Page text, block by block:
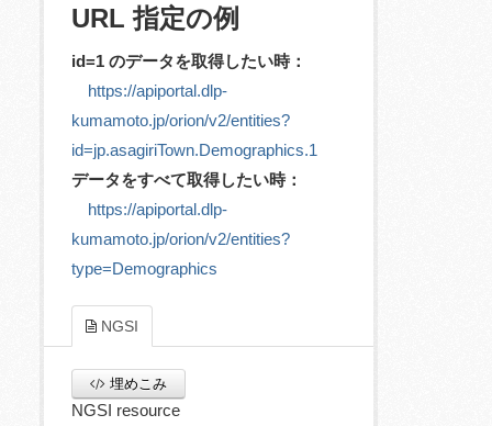
URL 指定の例
id=1 のデータを取得したい時：
https://apiportal.dlp-
kumamoto.jp/orion/v2/entities?
id=jp.asagiriTown.Demographics.1
データをすべて取得したい時：
https://apiportal.dlp-
kumamoto.jp/orion/v2/entities?
type=Demographics
NGSI
埋めこみ
NGSI resource